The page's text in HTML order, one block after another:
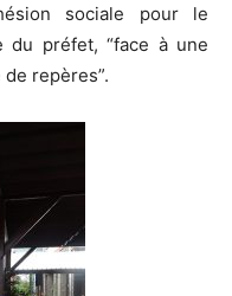
sociale pour le
du préfet, “face à une
repères”.